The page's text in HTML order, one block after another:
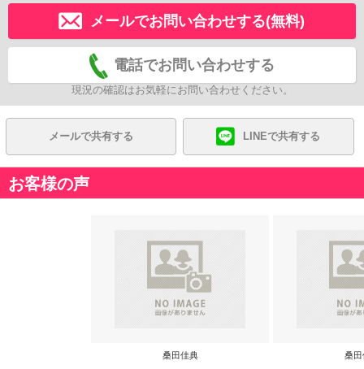
メールでお問い合わせする(無料)
電話でお問い合わせする
現況の確認はお気軽にお問い合わせください。
メールで共有する LINEで共有する
お客様の声
桑田佳典 桑田